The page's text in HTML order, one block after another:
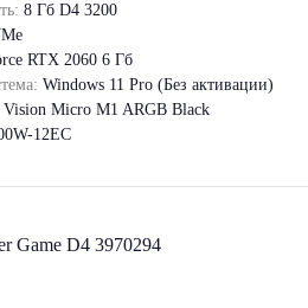
8 Гб D4 3200
RTX 2060 6 Гб
Windows 11 Pro (Без активации)
Vision Micro M1 ARGB Black
12EC
Game D4 3970294